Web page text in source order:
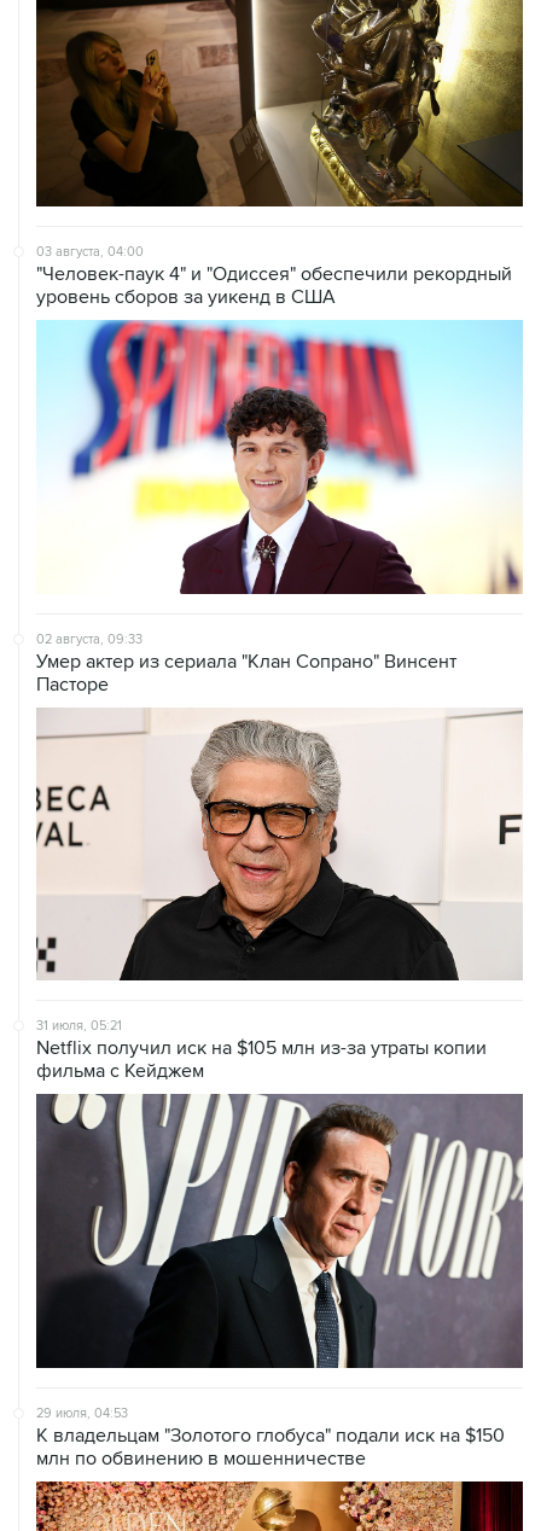
03 августа, 04:00
"Человек-паук 4" и "Одиссея" обеспечили рекордный
уровень сборов за уикенд в США
02 августа, 09:33
Умер актер из сериала "Клан Сопрано" Винсент
Пасторе
31 июля, 05:21
Netflix получил иск на $105 млн из-за утраты копии
фильма с Кейджем
29 июля, 04:53
К владельцам "Золотого глобуса" подали иск на $150
млн по обвинению в мошенничестве